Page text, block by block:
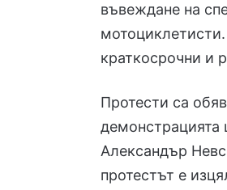
въвеждане на
краткосрочни и
Протести са
демонстрацията
Александър
протестът е